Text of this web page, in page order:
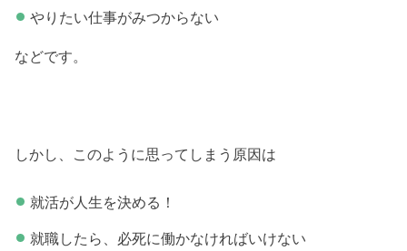
やりたい仕事がみつからない
などです。
しかし、このように思ってしまう原因は
就活が人生を決める！
就職したら、必死に働かなければいけない